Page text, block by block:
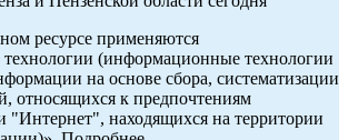
ресурсе применяются
технологии (информационные технологии
на основе сбора, систематизации
относящихся к предпочтениям
"Интернет", находящихся на территории